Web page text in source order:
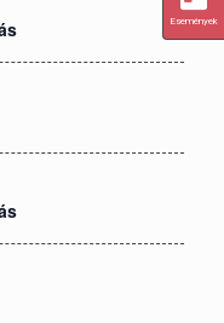
Események